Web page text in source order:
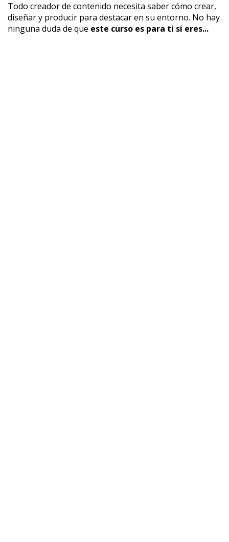
Todo creador de contenido necesita saber cómo crear,
diseñar y producir para destacar en su entorno. No hay
ninguna duda de que este curso es para ti si eres...